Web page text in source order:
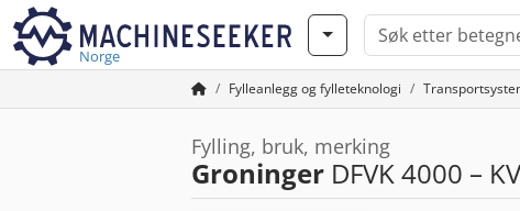
Norge
Fylleanlegg og fylleteknologi
Fylling, bruk, merking
Groninger DFVK 4000 –